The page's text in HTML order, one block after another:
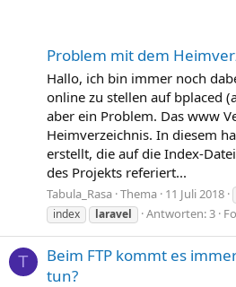
Problem mit dem
Hallo, ich bin immer noch
online zu stellen auf bplaced
aber ein Problem. Das www
Heimverzeichnis. In diesem
erstellt, die auf die Index-
des Projekts referiert...
Tabula_Rasa Thema 11 Juli 2018
index
laravel Antworten: 3
T
Beim FTP kommt es
tun?